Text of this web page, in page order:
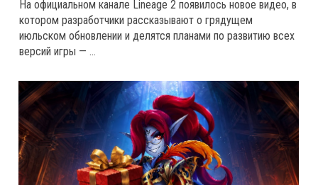
На официальном канале Lineage 2 появилось новое видео, в
котором разработчики рассказывают о грядущем
июльском обновлении и делятся планами по развитию всех
версий игры — ...